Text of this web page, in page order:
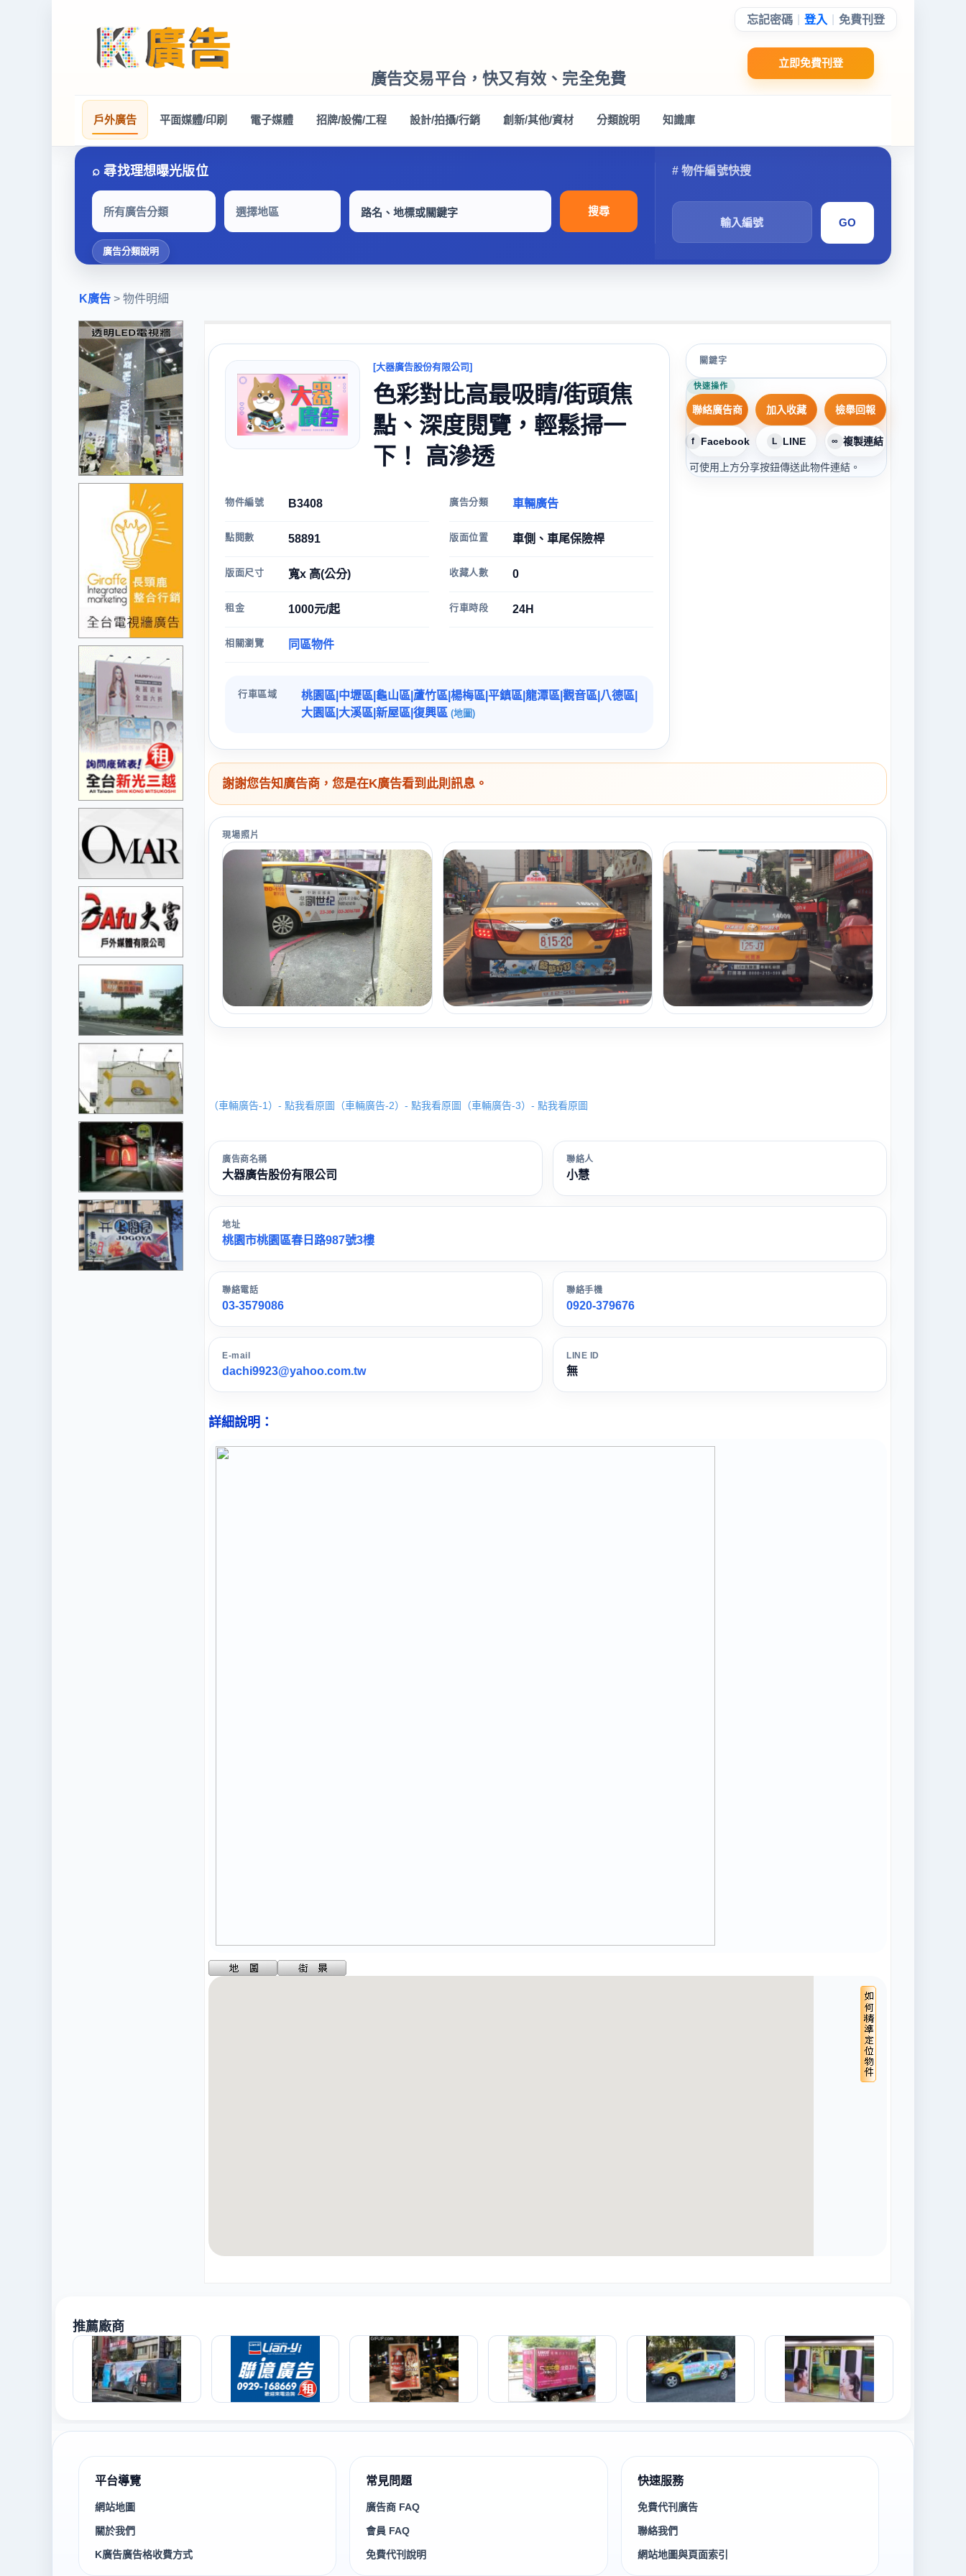
廣告交易平台，快又有效、完全免費
立即免費刊登
忘記密碼 登入 免費刊登
戶外廣告 平面媒體/印刷 電子媒體 招牌/設備/工程 設計/拍攝/行銷 創新/其他/資材 分類說明 知識庫
所有廣告分類 選擇地區 搜尋
廣告分類說明
尋
K廣告 > 物件明細
[大器廣告股份有限公司]
色彩對比高最吸睛/街頭焦
點、深度閱覽，輕鬆掃一
下！ 高滲透
物件編號 B3408 廣告分類 車輛廣告
點閱數 58891 版面位置 車側、車尾保險桿
版面尺寸 寬x 高(公分) 收藏人數 0
租金 1000元/起 行車時段 24H
相關瀏覽 同區物件
行車區域
桃園區|中壢區|龜山區|蘆竹區|楊梅區|平鎮區|龍潭區|觀音區|八德區|
大園區|大溪區|新屋區|復興區 (地圖)
關鍵字
快速操作
聯絡廣告商 加入收藏 檢舉回報
f Facebook L LINE ∞ 複製連結
可使用上方分享按鈕傳送此物件連結。
謝謝您告知廣告商，您是在K廣告看到此則訊息。
現場照片
（車輛廣告-1）- 點我看原圖 （車輛廣告-2）- 點我看原圖 （車輛廣告-3）- 點我看原圖
廣告商名稱
大器廣告股份有限公司
聯絡人
小慧
地址
桃園市桃園區春日路987號3樓
聯絡電話
03-3579086
聯絡手機
0920-379676
E-mail
dachi9923@yahoo.com.tw
LINE ID
無
詳細說明：
推薦廠商
平台導覽
網站地圖
關於我們
K廣告廣告格收費方式
常見問題
廣告商 FAQ
會員 FAQ
免費代刊說明
快速服務
免費代刊廣告
聯絡我們
網站地圖與頁面索引